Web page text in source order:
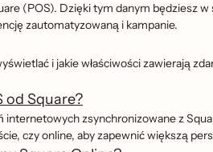
(POS). Dzięki tym danym będziesz w
zautomatyzowaną i kampanie.
i jakie właściwości zawierają
od Square?
zsynchronizowane z
czy online, aby zapewnić większą